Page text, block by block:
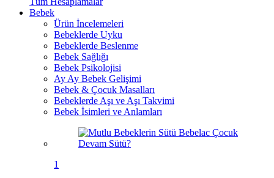
Bebek
Ürün İncelemeleri
Bebeklerde Uyku
Bebeklerde Beslenme
Bebek Sağlığı
Bebek Psikolojisi
Ay Ay Bebek Gelişimi
Bebek & Çocuk Masalları
Bebeklerde Aşı ve Aşı Takvimi
Bebek İsimleri ve Anlamları
1